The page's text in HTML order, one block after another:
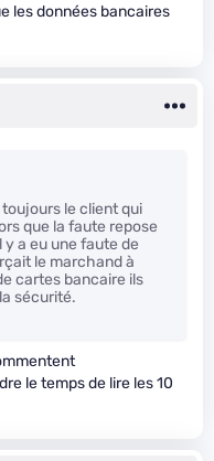
les données bancaires
toujours le client qui
que la faute repose
y a eu une faute de
le marchand à
cartes bancaire ils
sécurité.
le temps de lire les 10